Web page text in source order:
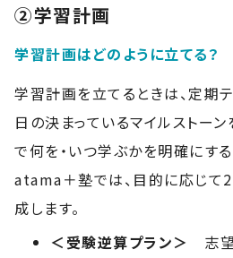
②学習計画
学習計画はどのように立てる？
学習計画を立てるときは、定期
日の決まっているマイルストー
で何を・いつ学ぶかを明確にす
atama＋塾では、目的に応じて
成します。
＜受験逆算プラン＞ 志